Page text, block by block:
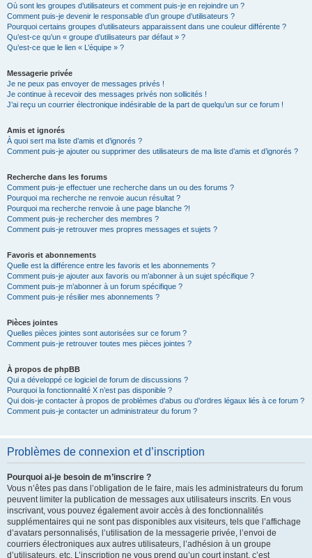
Où sont les groupes d’utilisateurs et comment puis-je en rejoindre un ?
Comment puis-je devenir le responsable d’un groupe d’utilisateurs ?
Pourquoi certains groupes d’utilisateurs apparaissent dans une couleur différente ?
Qu’est-ce qu’un « groupe d’utilisateurs par défaut » ?
Qu’est-ce que le lien « L’équipe » ?
Messagerie privée
Je ne peux pas envoyer de messages privés !
Je continue à recevoir des messages privés non sollicités !
J’ai reçu un courrier électronique indésirable de la part de quelqu’un sur ce forum !
Amis et ignorés
À quoi sert ma liste d’amis et d’ignorés ?
Comment puis-je ajouter ou supprimer des utilisateurs de ma liste d’amis et d’ignorés ?
Recherche dans les forums
Comment puis-je effectuer une recherche dans un ou des forums ?
Pourquoi ma recherche ne renvoie aucun résultat ?
Pourquoi ma recherche renvoie à une page blanche ?!
Comment puis-je rechercher des membres ?
Comment puis-je retrouver mes propres messages et sujets ?
Favoris et abonnements
Quelle est la différence entre les favoris et les abonnements ?
Comment puis-je ajouter aux favoris ou m’abonner à un sujet spécifique ?
Comment puis-je m’abonner à un forum spécifique ?
Comment puis-je résilier mes abonnements ?
Pièces jointes
Quelles pièces jointes sont autorisées sur ce forum ?
Comment puis-je retrouver toutes mes pièces jointes ?
À propos de phpBB
Qui a développé ce logiciel de forum de discussions ?
Pourquoi la fonctionnalité X n’est pas disponible ?
Qui dois-je contacter à propos de problèmes d’abus ou d’ordres légaux liés à ce forum ?
Comment puis-je contacter un administrateur du forum ?
Problèmes de connexion et d’inscription
Pourquoi ai-je besoin de m’inscrire ?
Vous n’êtes pas dans l’obligation de le faire, mais les administrateurs du forum
peuvent limiter la publication de messages aux utilisateurs inscrits. En vous
inscrivant, vous pouvez également avoir accès à des fonctionnalités
supplémentaires qui ne sont pas disponibles aux visiteurs, tels que l’affichage
d’avatars personnalisés, l’utilisation de la messagerie privée, l’envoi de
courriers électroniques aux autres utilisateurs, l’adhésion à un groupe
d’utilisateurs, etc. L’inscription ne vous prend qu’un court instant, c’est